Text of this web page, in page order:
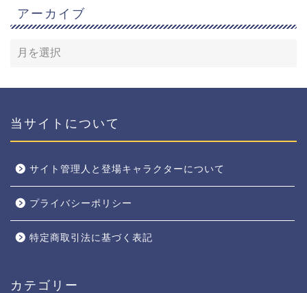
アーカイブ
当サイトについて
サイト管理人と登場キャラクターについて
プライバシーポリシー
特定商取引法に基づく表記
カテゴリー